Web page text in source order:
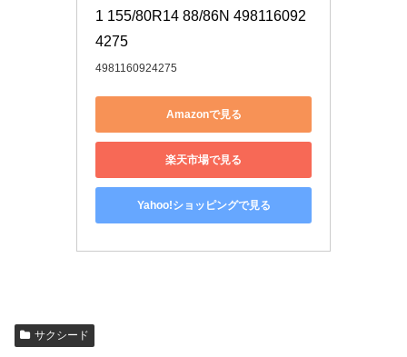
1 155/80R14 88/86N 498116092
4275
4981160924275
Amazonで見る
楽天市場で見る
Yahoo!ショッピングで見る
サクシード